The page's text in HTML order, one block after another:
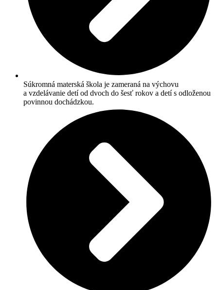
Súkromná materská škola je zameraná na výchovu
a vzdelávanie detí od dvoch do šesť rokov a detí s odloženou
povinnou dochádzkou.